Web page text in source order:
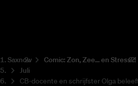
Saxnow Co­mic: Zon, Zee... en Stress?!
Juli
CB-docente en schrijfster Olga